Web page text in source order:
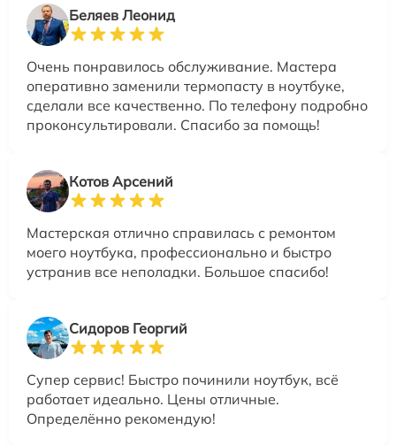
Беляев Леонид
Очень понравилось обслуживание. Мастера
оперативно заменили термопасту в ноутбуке,
сделали все качественно. По телефону подробно
проконсультировали. Спасибо за помощь!
Котов Арсений
Мастерская отлично справилась с ремонтом
моего ноутбука, профессионально и быстро
устранив все неполадки. Большое спасибо!
Сидоров Георгий
Супер сервис! Быстро починили ноутбук, всё
работает идеально. Цены отличные.
Определённо рекомендую!